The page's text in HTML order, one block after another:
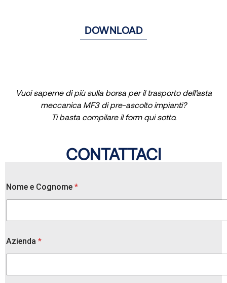
DOWNLOAD
Vuoi saperne di più sulla borsa per il trasporto dell’asta
meccanica MF3 di pre-ascolto impianti?
Ti basta compilare il form qui sotto.
CONTATTACI
u
a
e
Nome e Cognome *
Azienda *